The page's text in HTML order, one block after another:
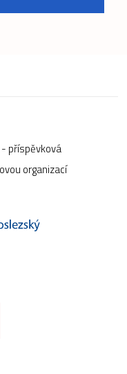
příspěvková
organizací